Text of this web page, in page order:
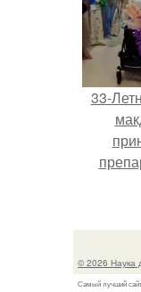
33-
© 2026 Наука
Самый лучший